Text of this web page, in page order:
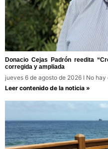
Donacio Cejas Padrón reedita
corregida y ampliada
jueves 6 de agosto de 2026
No hay
Leer contenido de la noticia »